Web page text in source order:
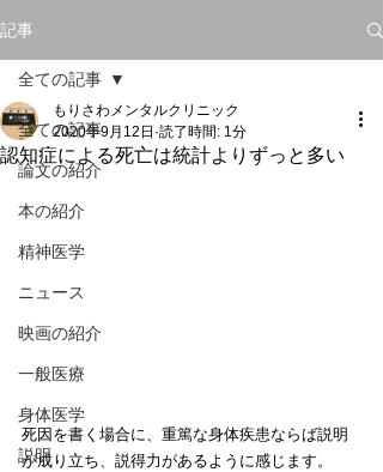
記事
全ての記事
論文の紹介
本の紹介
精神医学
ニュース
映画の紹介
一般医療
身体医学
説明
全ての記事
認知症による死亡は統計よりずっと多い
もりさわメンタルクリニック
2020年9月12日 読了時間: 1分
死因を書く場合に、重篤な身体疾患ならば説明
が成り立ち、説得力があるように感じます。